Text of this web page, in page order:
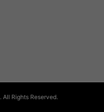
. All Rights Reserved.